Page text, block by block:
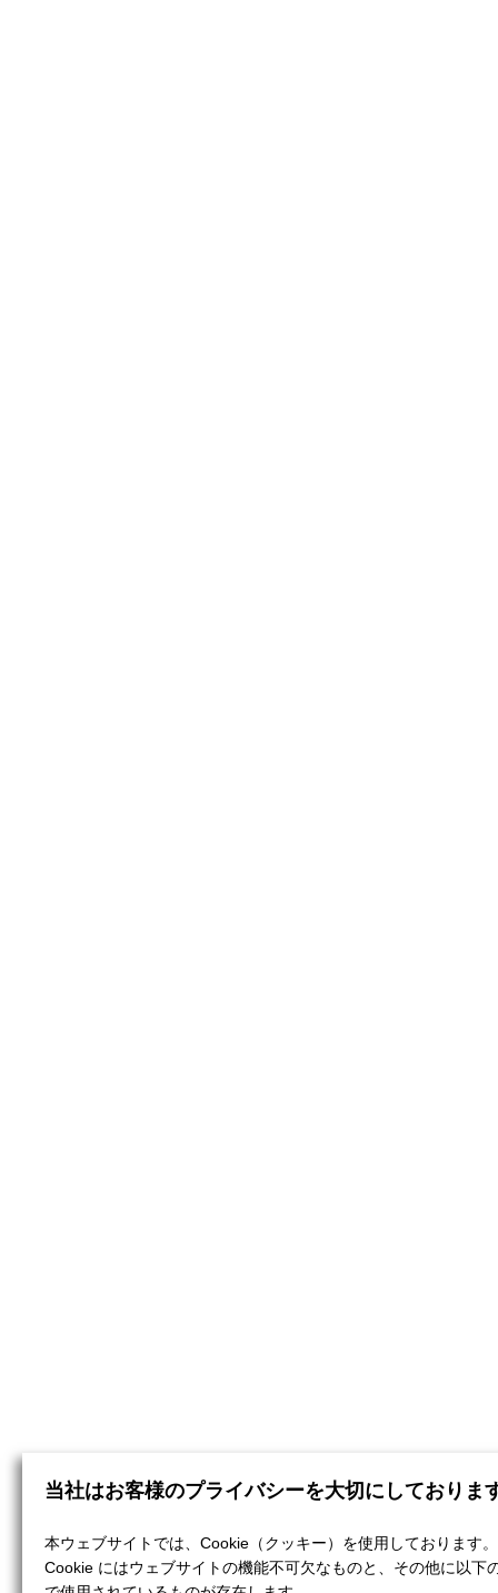
当社はお客様のプライバシーを大切にしておりま
本ウェブサイトでは、Cookie（クッキー）を使用しております。
Cookie にはウェブサイトの機能不可欠なものと、その他に以下